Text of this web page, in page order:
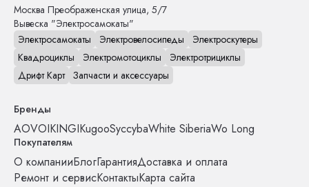
Москва Преображенская улица, 5/7
Вывеска "Электросамокаты"
Электросамокаты
Электровелосипеды
Электроскутеры
Квадроциклы
Электромотоциклы
Электротрициклы
Дрифт Карт Запчасти и аксессуары
Бренды
AOVOIKINGIKugooSyccybaWhite SiberiaWo Long
Покупателям
О компанииБлогГарантияДоставка и оплата
Ремонт и сервисКонтактыКарта сайта